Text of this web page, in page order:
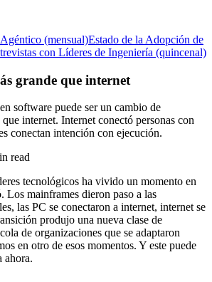
(mensual)Estado de la Adopción de
con Líderes de Ingeniería (quincenal)
grande que internet
software puede ser un cambio de
internet. Internet conectó personas con
conectan intención con ejecución.
read
tecnológicos ha vivido un momento en
Los mainframes dieron paso a las
las PC se conectaron a internet, internet se
produjo una nueva clase de
de organizaciones que se adaptaron
en otro de esos momentos. Y este puede
ahora.